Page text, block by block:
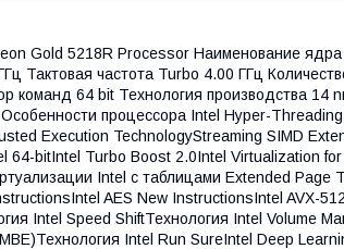
Gold 5218R Processor Наименование
Тактовая частота Turbo 4.00 ГГц
команд 64 bit Технология производства 14
процессора Intel Hyper-
Execution TechnologyStreaming SIMD
64-bitIntel Turbo Boost 2.0Intel Virtualization
Intel с таблицами Extended
AES New InstructionsIntel AVX-
Intel Speed ShiftТехнология Intel Volume
Intel Run SureIntel Deep